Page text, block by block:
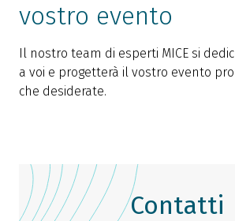
vostro evento
Il nostro team di esperti MICE si
a voi e progetterà il vostro evento
che desiderate.
Contatti